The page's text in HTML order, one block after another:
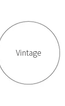
Vintage